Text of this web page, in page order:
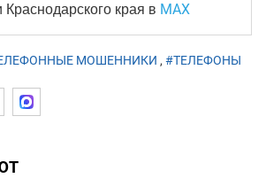
Краснодарского края в MAX
МОШЕННИКИ , #ТЕЛЕФОНЫ